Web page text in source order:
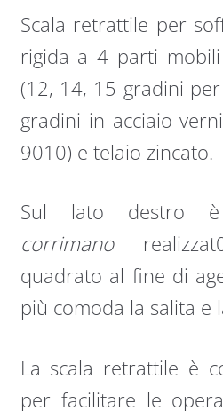
Scala retrattile per
rigida a 4 parti
(12, 14, 15 gradini
gradini in acciaio
9010) e telaio zincato.
Sul lato destro è
corrimano
quadrato al fine di
più comoda la salita e
La scala retrattile è
per facilitare le